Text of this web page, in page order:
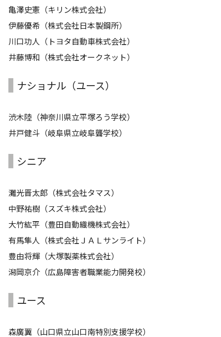
亀澤史憲（キリン株式会社）
伊藤優希（株式会社日本製鋼所）
川口功人（トヨタ自動車株式会社）
井藤博和（株式会社オークネット）
ナショナル（ユース）
渋木陸（神奈川県立平塚ろう学校）
井戸健斗（岐阜県立岐阜聾学校）
シニア
灘光晋太郎（株式会社タマス）
中野祐樹（スズキ株式会社）
大竹紘平（豊田自動織機株式会社）
有馬隼人（株式会社ＪＡＬサンライト）
豊由将輝（大塚製薬株式会社）
潟岡京介（広島障害者職業能力開発校）
ユース
森廣翼（山口県立山口南特別支援学校）